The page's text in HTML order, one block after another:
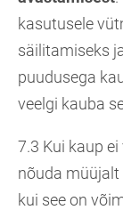
kasutusele
säilitamiseks
puudusega
veelgi kauba
7.3 Kui kaup
nõuda
kui see on